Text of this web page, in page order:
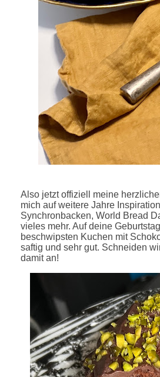
Also jetzt offiziell meine
mich auf weitere Jahre
Synchronbacken, World Bread
vieles mehr. Auf deine
beschwipsten Kuchen mit
saftig und sehr gut. Schneiden
damit an!